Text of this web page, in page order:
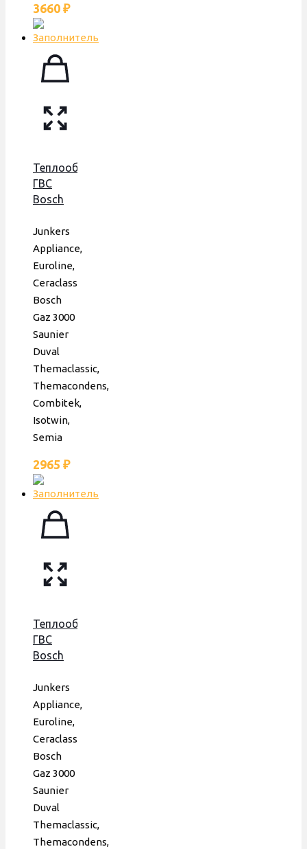
3660 ₽
Теплообменник
ГВС
Bosch
Saunier
Duval
Isofast,
172 мм,
12 пл.,
Junkers
Appliance,
Euroline,
Ceraclass
Bosch
Gaz 3000
Saunier
Duval
Themaclassic,
Themacondens,
Combitek,
Isotwin,
Semia
2965 ₽
Теплообменник
ГВС
Bosch
Saunier
Duval
Isofast,
172 мм,
10 пл.,
Junkers
Appliance,
Euroline,
Ceraclass
Bosch
Gaz 3000
Saunier
Duval
Themaclassic,
Themacondens,